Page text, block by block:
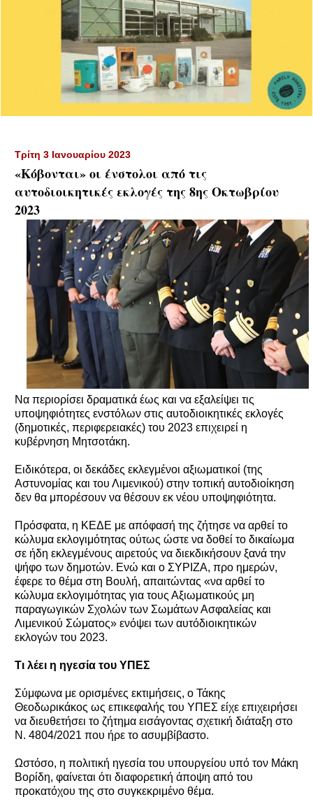
Τρίτη 3 Ιανουαρίου 2023
«Κόβονται» οι ένστολοι από τις
αυτοδιοικητικές εκλογές της 8ης Οκτωβρίου
2023
Να περιορίσει δραματικά έως και να εξαλείψει τις
υποψηφιότητες ενστόλων στις αυτοδιοικητικές εκλογές
(δημοτικές, περιφερειακές) του 2023 επιχειρεί η
κυβέρνηση Μητσοτάκη.
Ειδικότερα, οι δεκάδες εκλεγμένοι αξιωματικοί (της
Αστυνομίας και του Λιμενικού) στην τοπική αυτοδιοίκηση
δεν θα μπορέσουν να θέσουν εκ νέου υποψηφιότητα.
Πρόσφατα, η ΚΕΔΕ με απόφασή της ζήτησε να αρθεί το
κώλυμα εκλογιμότητας ούτως ώστε να δοθεί το δικαίωμα
σε ήδη εκλεγμένους αιρετούς να διεκδικήσουν ξανά την
ψήφο των δημοτών. Ενώ και ο ΣΥΡΙΖΑ, προ ημερών,
έφερε το θέμα στη Βουλή, απαιτώντας «να αρθεί το
κώλυμα εκλογιμότητας για τους Αξιωματικούς μη
παραγωγικών Σχολών των Σωμάτων Ασφαλείας και
Λιμενικού Σώματος» ενόψει των αυτόδιοικητικών
εκλογών του 2023.
Τι λέει η ηγεσία του ΥΠΕΣ
Σύμφωνα με ορισμένες εκτιμήσεις, ο Τάκης
Θεοδωρικάκος ως επικεφαλής του ΥΠΕΣ είχε επιχειρήσει
να διευθετήσει το ζήτημα εισάγοντας σχετική διάταξη στο
Ν. 4804/2021 που ήρε το ασυμβίβαστο.
Ωστόσο, η πολιτική ηγεσία του υπουργείου υπό τον Μάκη
Βορίδη, φαίνεται ότι διαφορετική άποψη από του
προκατόχου της στο συγκεκριμένο θέμα.